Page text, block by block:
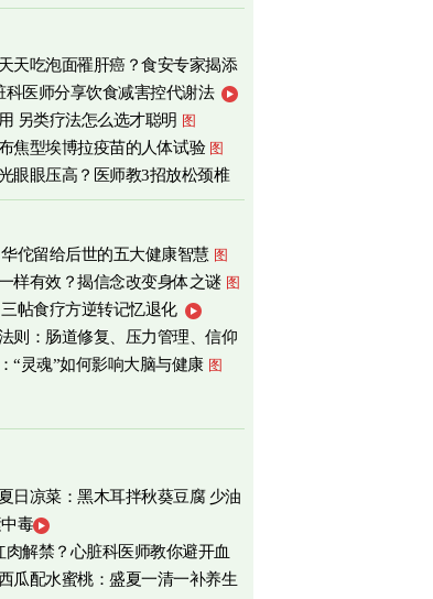
天吃泡面罹肝癌？食安专家揭添
科医师分享饮食减害控代谢法
另类疗法怎么选才聪明 图
焦型埃博拉疫苗的人体试验 图
眼眼压高？医师教3招放松颈椎
佗留给后世的五大健康智慧 图
样有效？揭信念改变身体之谜 图
帖食疗方逆转记忆退化
则：肠道修复、压力管理、信仰
“灵魂”如何影响大脑与健康 图
日凉菜：黑木耳拌秋葵豆腐 少油
毒
肉解禁？心脏科医师教你避开血
瓜配水蜜桃：盛夏一清一补养生